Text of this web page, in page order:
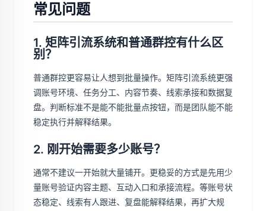
常见问题
1. 矩阵引流系统和普通群控有什么区
别？
普通群控更容易让人想到批量操作。矩阵引流系统更强
调账号环境、任务分工、内容节奏、线索承接和数据复
盘。判断标准不是能不能批量点按钮，而是团队能不能
稳定执行并解释结果。
2. 刚开始需要多少账号？
通常不建议一开始就大量铺开。更稳妥的方式是先用少
量账号验证内容主题、互动入口和承接流程。等账号状
态稳定、线索有人跟进、复盘能解释结果，再扩大规